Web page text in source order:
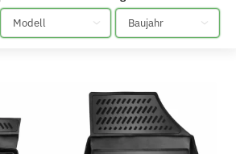
Bitte auswählen Bitte auswählen